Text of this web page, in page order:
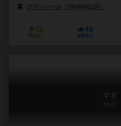
グランペール（GRIMPEUR）
15
興味あり
44
経験あり
マギ
Magi